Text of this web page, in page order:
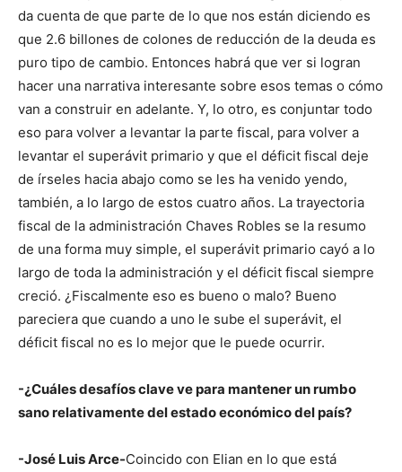
da cuenta de que parte de lo que nos están diciendo es
que 2.6 billones de colones de reducción de la deuda es
puro tipo de cambio. Entonces habrá que ver si logran
hacer una narrativa interesante sobre esos temas o cómo
van a construir en adelante. Y, lo otro, es conjuntar todo
eso para volver a levantar la parte fiscal, para volver a
levantar el superávit primario y que el déficit fiscal deje
de í­rseles hacia abajo como se les ha venido yendo,
también, a lo largo de estos cuatro años. La trayectoria
fiscal de la administración Chaves Robles se la resumo
de una forma muy simple, el superávit primario cayó a lo
largo de toda la administración y el déficit fiscal siempre
creció. ¿Fiscalmente eso es bueno o malo? Bueno
pareciera que cuando a uno le sube el superávit, el
déficit fiscal no es lo mejor que le puede ocurrir.
-¿Cuáles desafí­os clave ve para mantener un rumbo
sano relativamente del estado económico del paí­s?
-José Luis Arce-Coincido con Elian en lo que está